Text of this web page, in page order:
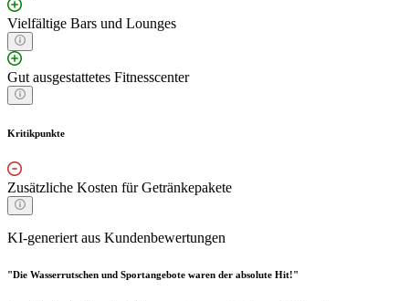
Vielfältige Bars und Lounges
Gut ausgestattetes Fitnesscenter
Kritikpunkte
Zusätzliche Kosten für Getränkepakete
KI-generiert aus Kundenbewertungen
"Die Wasserrutschen und Sportangebote waren der absolute Hit!"